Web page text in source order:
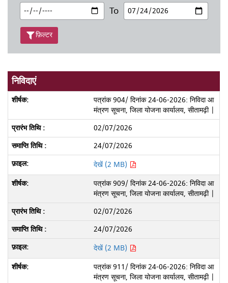
To
फ़िल्टर
निविदाएं
पत्रांक 904/ दिनांक 24-06-2026: निविदा आ
मंत्रण सूचना, जिला योजना कार्यालय, सीतामढ़ी |
02/07/2026
24/07/2026
देखें (2 MB)
पत्रांक 909/ दिनांक 24-06-2026: निविदा आ
मंत्रण सूचना, जिला योजना कार्यालय, सीतामढ़ी |
02/07/2026
24/07/2026
देखें (2 MB)
पत्रांक 911/ दिनांक 24-06-2026: निविदा आ
मंत्रण सूचना, जिला योजना कार्यालय, सीतामढ़ी |